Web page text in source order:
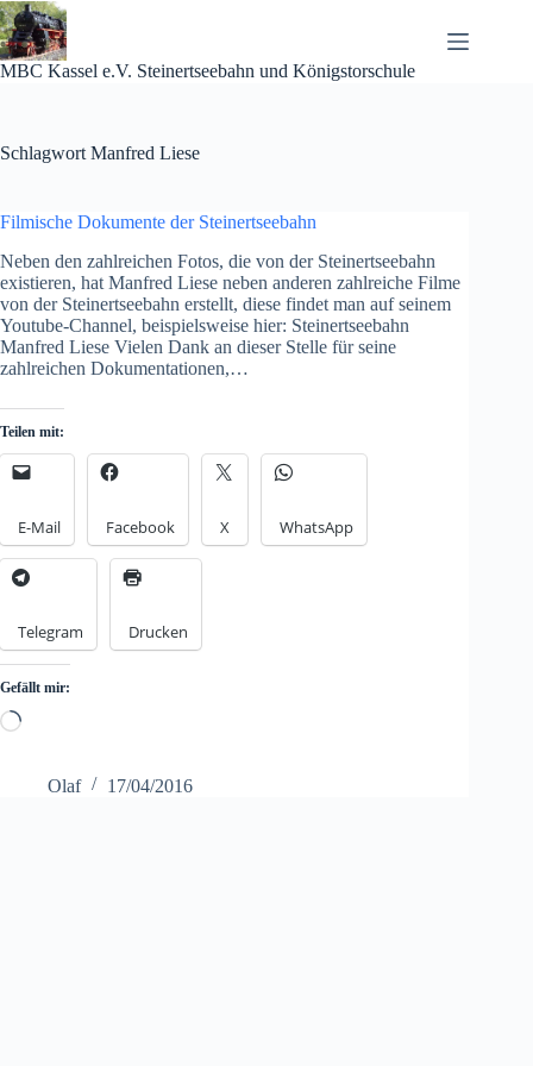
Zum
Inhalt
springen
MBC Kassel e.V. Steinertseebahn und Königstorschule
Schlagwort Manfred Liese
Filmische Dokumente der Steinertseebahn
Neben den zahlreichen Fotos, die von der Steinertseebahn
existieren, hat Manfred Liese neben anderen zahlreiche Filme
von der Steinertseebahn erstellt, diese findet man auf seinem
Youtube-Channel, beispielsweise hier: Steinertseebahn
Manfred Liese Vielen Dank an dieser Stelle für seine
zahlreichen Dokumentationen,…
Teilen mit:
E-Mail Facebook X WhatsApp
Telegram Drucken
Gefällt mir:
Loading…
Olaf 17/04/2016